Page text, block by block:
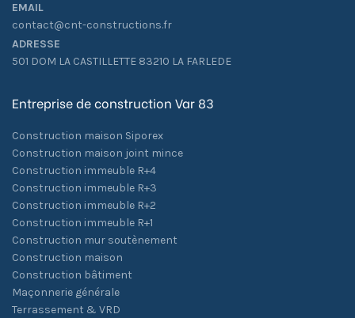
EMAIL
contact@cnt-constructions.fr
ADRESSE
501 DOM LA CASTILLETTE 83210 LA FARLEDE
Entreprise de construction Var 83
Construction maison Siporex
Construction maison joint mince
Construction immeuble R+4
Construction immeuble R+3
Construction immeuble R+2
Construction immeuble R+1
Construction mur soutènement
Construction maison
Construction bâtiment
Maçonnerie générale
Terrassement & VRD